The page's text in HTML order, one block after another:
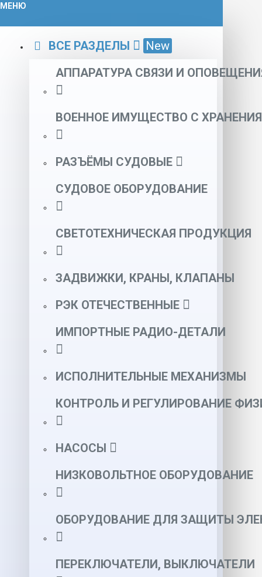
МЕНЮ
ВСЕ РАЗДЕЛЫ
New
АППАРАТУРА СВЯЗИ И
ВОЕННОЕ ИМУЩЕСТВО С ХРАНЕНИЯ
РАЗЪЁМЫ СУДОВЫЕ
СУДОВОЕ ОБОРУДОВАНИЕ
СВЕТОТЕХНИЧЕСКАЯ ПРОДУКЦИЯ
ЗАДВИЖКИ, КРАНЫ, КЛАПАНЫ
РЭК ОТЕЧЕСТВЕННЫЕ
ИМПОРТНЫЕ РАДИО-ДЕТАЛИ
ИСПОЛНИТЕЛЬНЫЕ МЕХАНИЗМЫ
КОНТРОЛЬ И РЕГУЛИРОВАНИЕ
НАСОСЫ
НИЗКОВОЛЬТНОЕ ОБОРУДОВАНИЕ
ОБОРУДОВАНИЕ ДЛЯ ЗАЩИТЫ
ПЕРЕКЛЮЧАТЕЛИ, ВЫКЛЮЧАТЕЛИ